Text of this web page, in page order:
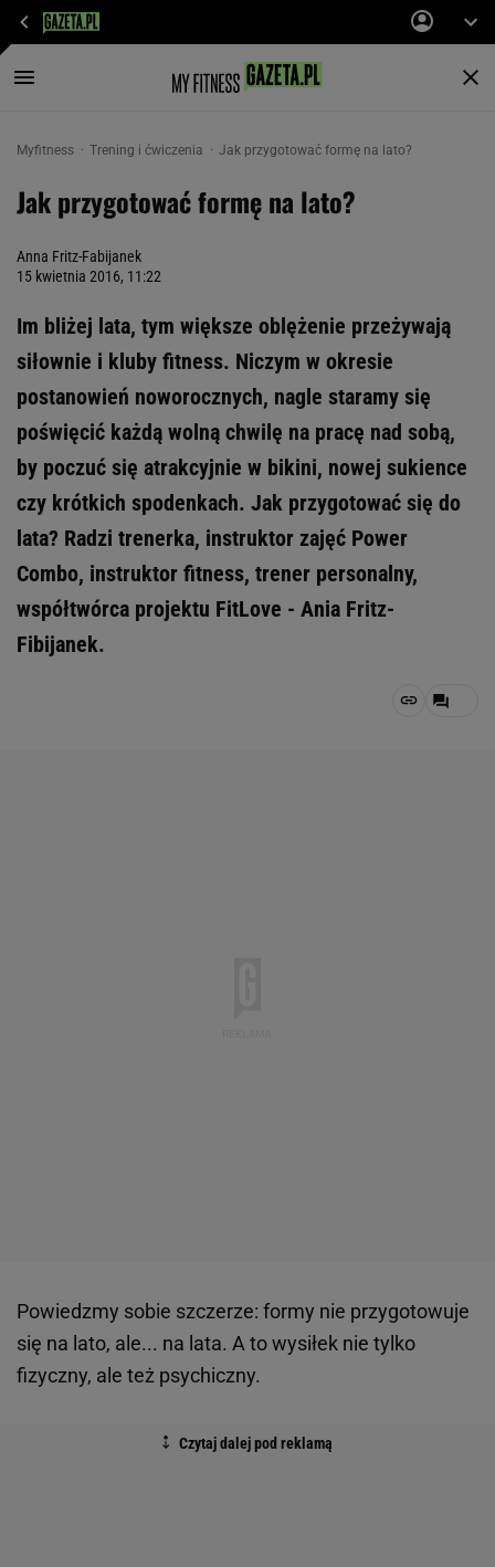
Myfitness Trening i ćwiczenia Jak przygotować formę na lato?
Jak przygotować formę na lato?
Anna Fritz-Fabijanek
15 kwietnia 2016, 11:22
Im bliżej lata, tym większe oblężenie przeżywają
siłownie i kluby fitness. Niczym w okresie
postanowień noworocznych, nagle staramy się
poświęcić każdą wolną chwilę na pracę nad sobą,
by poczuć się atrakcyjnie w bikini, nowej sukience
czy krótkich spodenkach. Jak przygotować się do
lata? Radzi trenerka, instruktor zajęć Power
Combo, instruktor fitness, trener personalny,
współtwórca projektu FitLove - Ania Fritz-
Fibijanek.
Powiedzmy sobie szczerze: formy nie przygotowuje
się na lato, ale... na lata. A to wysiłek nie tylko
fizyczny, ale też psychiczny.